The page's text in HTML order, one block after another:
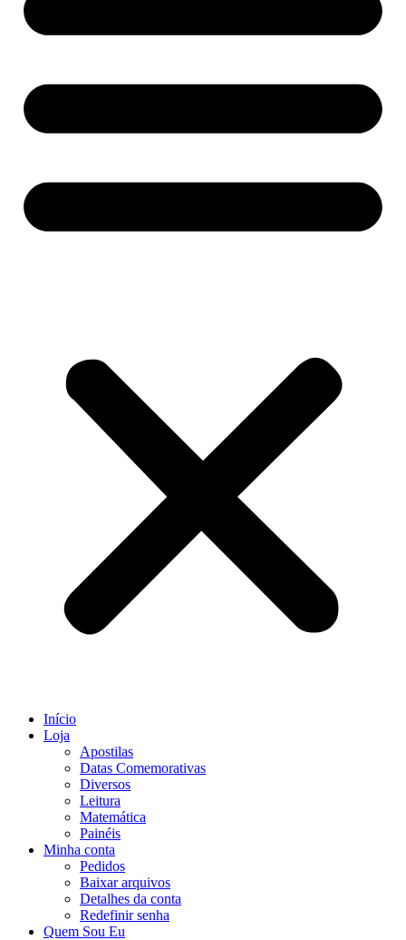
Início
Loja
Apostilas
Datas Comemorativas
Diversos
Leitura
Matemática
Painéis
Minha conta
Pedidos
Baixar arquivos
Detalhes da conta
Redefinir senha
Quem Sou Eu